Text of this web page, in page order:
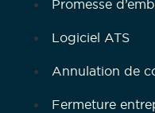
Promesse
Logiciel ATS
Annulation de
Fermeture